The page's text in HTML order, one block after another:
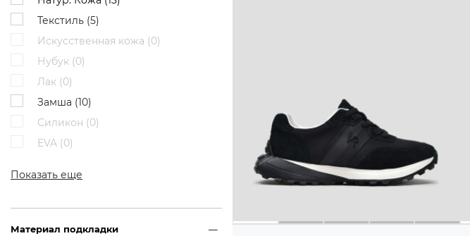
Текстиль (5)
Искусственная кожа (0)
Нубук (0)
Лак (0)
Замша (10)
Силикон (0)
EVA (0)
Показать еще
Материал подкладки